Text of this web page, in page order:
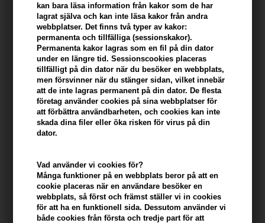
kan bara läsa information från kakor som de har
lagrat själva och kan inte läsa kakor från andra
webbplatser. Det finns två typer av kakor:
permanenta och tillfälliga (sessionskakor).
Permanenta kakor lagras som en fil på din dator
under en längre tid. Sessionscookies placeras
tillfälligt på din dator när du besöker en webbplats,
men försvinner när du stänger sidan, vilket innebär
att de inte lagras permanent på din dator. De flesta
företag använder cookies på sina webbplatser för
att förbättra användbarheten, och cookies kan inte
skada dina filer eller öka risken för virus på din
dator.
Vad använder vi cookies för?
Många funktioner på en webbplats beror på att en
cookie placeras när en användare besöker en
webbplats, så först och främst ställer vi in ​​cookies
för att ha en funktionell sida. Dessutom använder vi
både cookies från första och tredje part för att
Lernberg Stafsing Hydrating & strengthening
Conditioner 500ml
Varumärken» Lernberger Stafsing Brand:Lernberger Stafsing
505,00SEK
+
Du tjänar 25 Bonuskronor på köp av denna artikel -Visa mitt
konto
KÖP FÖR YTTERLIGARE 499,00 SEK OCH FÅ FRI FRAKT